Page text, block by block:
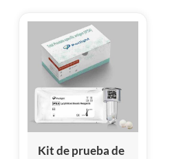
Kit de prueba de